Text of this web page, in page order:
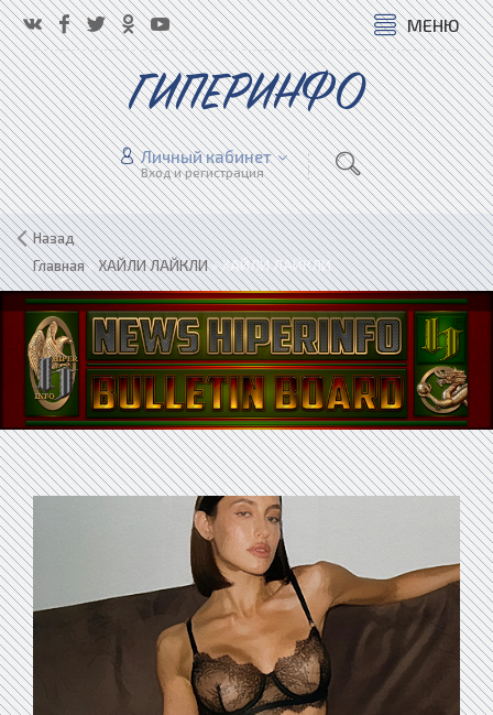
МЕНЮ
ГИПЕРИНФО
Личный кабинет
Вход и регистрация
Назад
Главная»ХАЙЛИ ЛАЙКЛИ»ХАЙЛИ ЛАЙКЛИ